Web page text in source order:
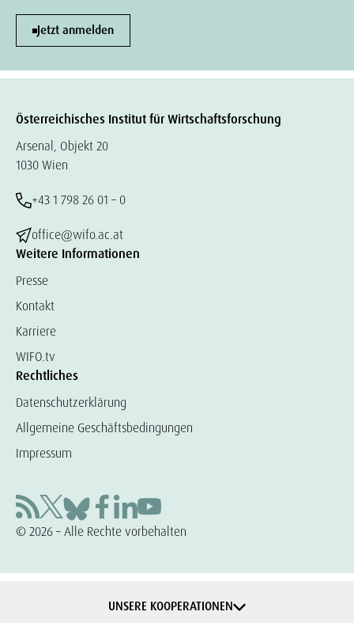
Jetzt anmelden
Österreichisches Institut für Wirtschaftsforschung
Arsenal, Objekt 20
1030 Wien
+43 1 798 26 01 – 0
office@wifo.ac.at
Weitere Informationen
Presse
Kontakt
Karriere
WIFO.tv
Rechtliches
Datenschutzerklärung
Allgemeine Geschäftsbedingungen
Impressum
© 2026 – Alle Rechte vorbehalten
UNSERE KOOPERATIONEN